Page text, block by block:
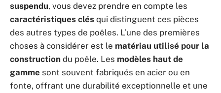
suspendu, vous devez prendre en compte les
caractéristiques clés qui distinguent ces pièces
des autres types de poêles. L’une des premières
choses à considérer est le matériau utilisé pour la
construction du poêle. Les modèles haut de
gamme sont souvent fabriqués en acier ou en
fonte, offrant une durabilité exceptionnelle et une